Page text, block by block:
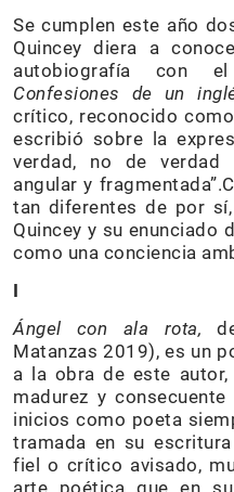
Se cumplen este año
Quincey diera a
autobiografía con
Confesiones de un
crítico, reconocido
escribió sobre la
verdad, no de verdad
angular y
tan diferentes de por
Quincey y su enunciado
como una conciencia
I
Ángel con ala rota,
Matanzas 2019), es un
a la obra de este
madurez y
inicios como poeta
tramada en su
fiel o crítico avisado,